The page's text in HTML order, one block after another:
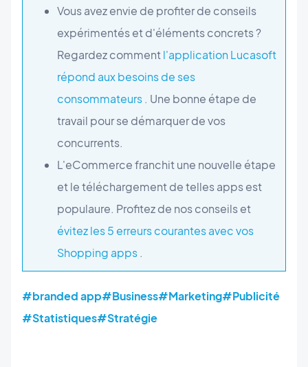
Vous avez envie de profiter de conseils
expérimentés et d'éléments concrets ?
Regardez commentl'application Lucasoft
répond aux besoins de ses
consommateurs. Une bonne étape de
travail pour se démarquer de vos
concurrents.
L'eCommerce franchit une nouvelle étape
et le téléchargement de telles apps est
populaure. Profitez de nos conseils et
évitez les 5 erreurs courantes avec vos
Shopping apps.
#branded app#Business#Marketing#Publicité
#Statistiques#Stratégie